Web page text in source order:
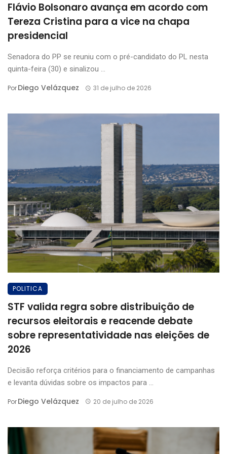
Flávio Bolsonaro avança em acordo com
Tereza Cristina para a vice na chapa
presidencial
Senadora do PP se reuniu com o pré-candidato do PL nesta
quinta-feira (30) e sinalizou ...
PorDiego Velázquez 31 de julho de 2026
POLITICA
STF valida regra sobre distribuição de
recursos eleitorais e reacende debate
sobre representatividade nas eleições de
2026
Decisão reforça critérios para o financiamento de campanhas
e levanta dúvidas sobre os impactos para ...
PorDiego Velázquez 20 de julho de 2026